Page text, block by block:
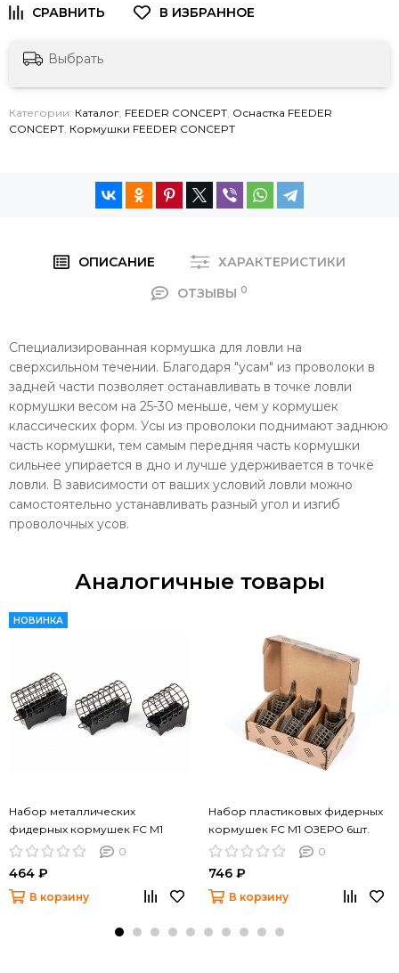
Выбрать
Категории: Каталог, FEEDER CONCEPT, Оснастка FEEDER
CONCEPT, Кормушки FEEDER CONCEPT
ОПИСАНИЕ
ХАРАКТЕРИСТИКИ
ОТЗЫВЫ 0
Специализированная кормушка для ловли на
сверхсильном течении. Благодаря "усам" из проволоки в
задней части позволяет останавливать в точке ловли
кормушки весом на 25-30 меньше, чем у кормушек
классических форм. Усы из проволоки поднимают заднюю
часть кормушки, тем самым передняя часть кормушки
сильнее упирается в дно и лучше удерживается в точке
ловли. В зависимости от ваших условий ловли можно
самостоятельно устанавливать разный угол и изгиб
проволочных усов.
Аналогичные товары
НОВИНКА
Набор металлических
фидерных кормушек FC M1
ТОЧНЫЙ ЗАБРОС РЕКА 80г 100г
0
464 ₽
В корзину
Набор пластиковых фидерных
кормушек FC M1 ОЗЕРО 6шт.
(коробочная версия)
0
746 ₽
В корзину